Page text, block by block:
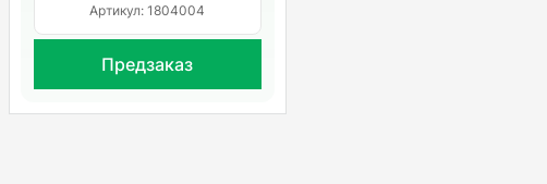
Артикул: 1804004
Предзаказ